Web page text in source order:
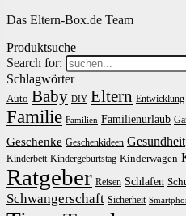
Das Eltern-Box.de Team
Produktsuche
Search for:
Schlagwörter
Auto Baby DIY Eltern Entwicklung
Familie Familien Familienurlaub
Geschenke Geschenkideen Gesundheit
Kinderbett Kindergeburtstag Kinderwagen
Ratgeber Reisen Schlafen
Schwangerschaft Sicherheit